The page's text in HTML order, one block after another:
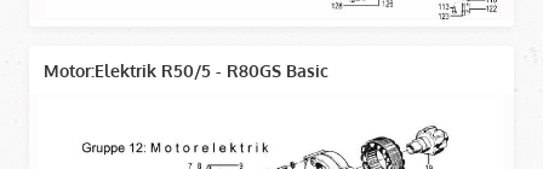
Motor:Elektrik R50/5 - R80GS Basic